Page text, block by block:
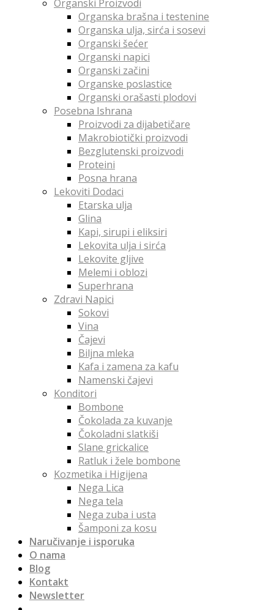
Organski Proizvodi
Organska brašna i testenine
Organska ulja, sirća i sosevi
Organski šećer
Organski napici
Organski začini
Organske poslastice
Organski orašasti plodovi
Posebna Ishrana
Proizvodi za dijabetičare
Makrobiotički proizvodi
Bezglutenski proizvodi
Proteini
Posna hrana
Lekoviti Dodaci
Etarska ulja
Glina
Kapi, sirupi i eliksiri
Lekovita ulja i sirća
Lekovite gljive
Melemi i oblozi
Superhrana
Zdravi Napici
Sokovi
Vina
Čajevi
Biljna mleka
Kafa i zamena za kafu
Namenski čajevi
Konditori
Bombone
Čokolada za kuvanje
Čokoladni slatkiši
Slane grickalice
Ratluk i žele bombone
Kozmetika i Higijena
Nega Lica
Nega tela
Nega zuba i usta
Šamponi za kosu
Naručivanje i isporuka
O nama
Blog
Kontakt
Newsletter